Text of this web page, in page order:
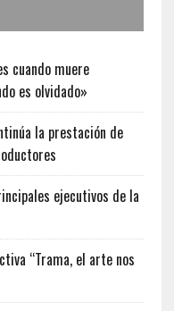
cuando muere
es olvidado»
la prestación de
ejecutivos de la
“Trama, el arte nos